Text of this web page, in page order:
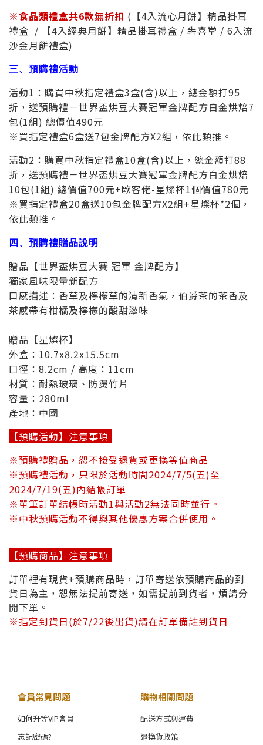
※食品類禮盒共6款無折扣 (【4入流心月餅】精品掛耳
禮盒 / 【4入經典月餅】精品掛耳禮盒 / 犇喜堂 / 6入流
沙金月餅禮盒)
三、預購禮活動
活動1：購買中秋指定禮盒3盒(含)以上，總金額打95
折，送預購禮－世界盃烘豆大賽冠軍金牌配方白金烘焙7
包(1組) 總價值490元
※買指定禮盒6盒送7包金牌配方X2組，依此類推。
活動2：購買中秋指定禮盒10盒(含)以上，總金額打88
折，送預購禮－世界盃烘豆大賽冠軍金牌配方白金烘焙
10包(1組) 總價值700元+歐客佬-星燦杯1個價值780元
※買指定禮盒20盒送10包金牌配方X2組+星燦杯*2個，
依此類推。
四、預購禮贈品說明
贈品【世界盃烘豆大賽 冠軍 金牌配方】
獨家風味限量新配方
口感描述：香草及檸檬草的清新香氣，伯爵茶的茶香及
茶感帶有柑橘及檸檬的酸甜滋味
贈品【星燦杯】
外盒：10.7x8.2x15.5cm
口徑：8.2cm / 高度：11cm
材質：耐熱玻璃、防燙竹片
容量：280ml
產地：中國
【預購活動】注意事項
※預購禮贈品，恕不接受退貨或更換等值商品
※預購禮活動，只限於活動時間2024/7/5(五)至
2024/7/19(五)內結帳訂單
※單筆訂單結帳時活動1與活動2無法同時並行。
※中秋預購活動不得與其他優惠方案合併使用。
【預購商品】注意事項
訂單裡有現貨+預購商品時，訂單寄送依預購商品的到
貨日為主，恕無法提前寄送，如需提前到貨者，煩請分
開下單。
※指定到貨日(於7/22後出貨)請在訂單備註到貨日
會員常見問題
如何升等VIP會員
忘記密碼?
購物相關問題
配送方式與運費
退換貨政策